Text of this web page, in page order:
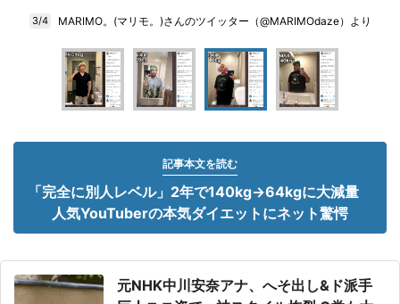
3/4 MARIMO。(マリモ。)さんのツイッター（@MARIMOdaze）より
記事本文を読む
「完全に別人レベル」2年で140kg→64kgに大減量
人気YouTuberの本気ダイエットにネット驚愕
元NHK中川安奈アナ、へそ出し&ド派手